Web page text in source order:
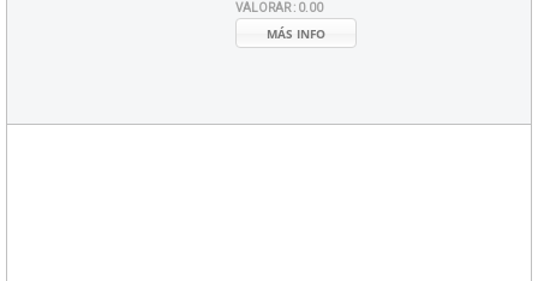
VALORAR : 0.00
MÁS INFO